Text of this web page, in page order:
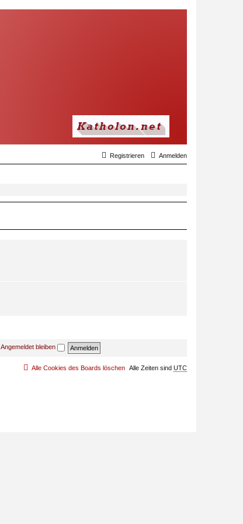
Anmelden
Registrieren
Angemeldet bleiben
Alle Zeiten sind UTC
Alle Cookies des Boards löschen